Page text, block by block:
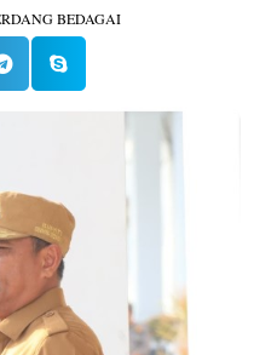
BEDAGAI